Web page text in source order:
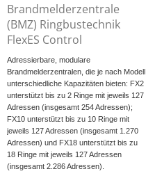
Brandmelderzentrale
(BMZ) Ringbustechnik
FlexES Control
Adressierbare, modulare
Brandmelderzentralen, die je nach Modell
unterschiedliche Kapazitäten bieten: FX2
unterstützt bis zu 2 Ringe mit jeweils 127
Adressen (insgesamt 254 Adressen);
FX10 unterstützt bis zu 10 Ringe mit
jeweils 127 Adressen (insgesamt 1.270
Adressen) und FX18 unterstützt bis zu
18 Ringe mit jeweils 127 Adressen
(insgesamt 2.286 Adressen).